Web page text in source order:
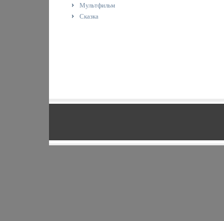
Мультфильм
Сказка